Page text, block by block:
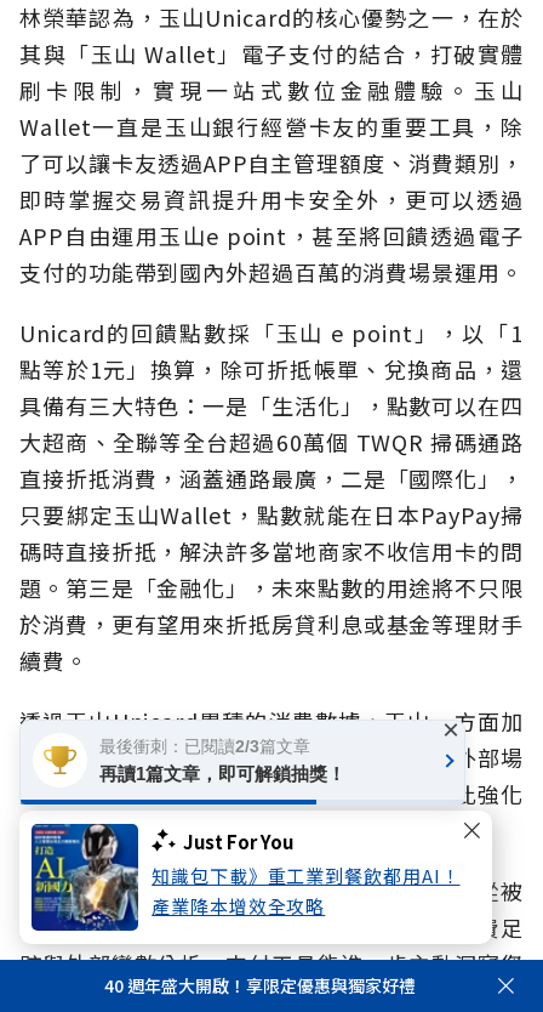
Just For You
知識包下載》重工業到餐飲都用AI！
產業降本增效全攻略
林榮華認為，玉山Unicard的核心優勢之一，在於
其與「玉山 Wallet」電子支付的結合，打破實體
刷卡限制，實現一站式數位金融體驗。玉山
Wallet一直是玉山銀行經營卡友的重要工具，除
了可以讓卡友透過APP自主管理額度、消費類別，
即時掌握交易資訊提升用卡安全外，更可以透過
APP自由運用玉山e point，甚至將回饋透過電子
支付的功能帶到國內外超過百萬的消費場景運用。
Unicard的回饋點數採「玉山 e point」，以「1
點等於1元」換算，除可折抵帳單、兌換商品，還
具備有三大特色：一是「生活化」，點數可以在四
大超商、全聯等全台超過60萬個 TWQR 掃碼通路
直接折抵消費，涵蓋通路最廣，二是「國際化」，
只要綁定玉山Wallet，點數就能在日本PayPay掃
碼時直接折抵，解決許多當地商家不收信用卡的問
題。第三是「金融化」，未來點數的用途將不只限
於消費，更有望用來折抵房貸利息或基金等理財手
續費。
透過玉山Unicard累積的消費數據，玉山一方面加
深卡友與其他金融服務的連結，一方面串接外部場
景與跨業合作，共同組成一個持續流動、彼此強化
的點數經濟圈。
林榮華強調，玉山更長遠的目標是讓支付工具從被
動回饋，進化為「主動預測」。「透過即時消費足
跡與外部變數分析，支付工具能進一步主動洞察您
的消費偏好，精準推薦符合習慣的卡友優惠，讓支
40 週年盛大開啟！享限定優惠與獨家好禮
最後衝刺：已閱讀2/3篇文章
再讀1篇文章，即可解鎖抽獎！
×